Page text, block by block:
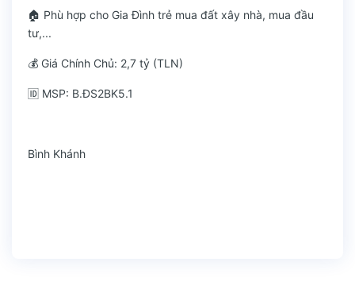
🏠 Phù hợp cho Gia Đình trẻ mua đất xây nhà, mua đầu
tư,...
💰 Giá Chính Chủ: 2,7 tỷ (TLN)
🆔 MSP: B.ĐS2BK5.1
Bình Khánh